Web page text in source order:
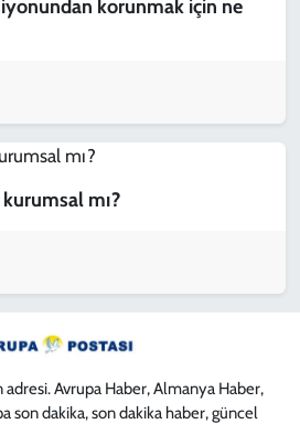
korunmak için ne
kurumsal mı?
Avrupa Haber, Almanya Haber,
son dakika, son dakika haber, güncel